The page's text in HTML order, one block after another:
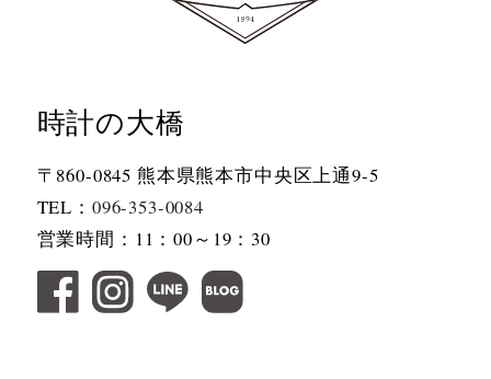
時計の大橋
〒860-0845 熊本県熊本市中央区上通9-5
TEL： 096-353-0084
営業時間：11：00～19：30